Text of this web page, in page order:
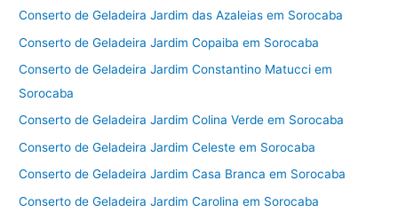
Conserto de Geladeira Jardim das Azaleias em Sorocaba
Conserto de Geladeira Jardim Copaiba em Sorocaba
Conserto de Geladeira Jardim Constantino Matucci em
Sorocaba
Conserto de Geladeira Jardim Colina Verde em Sorocaba
Conserto de Geladeira Jardim Celeste em Sorocaba
Conserto de Geladeira Jardim Casa Branca em Sorocaba
Conserto de Geladeira Jardim Carolina em Sorocaba